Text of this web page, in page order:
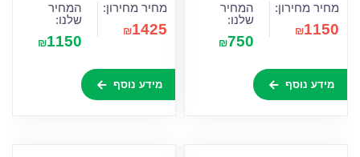
מחיר מחירון:
₪1150
המחיר
שלנו:
₪750
מידע נוסף
מחיר מחירון:
₪1425
המחיר
שלנו:
₪1150
מידע נוסף